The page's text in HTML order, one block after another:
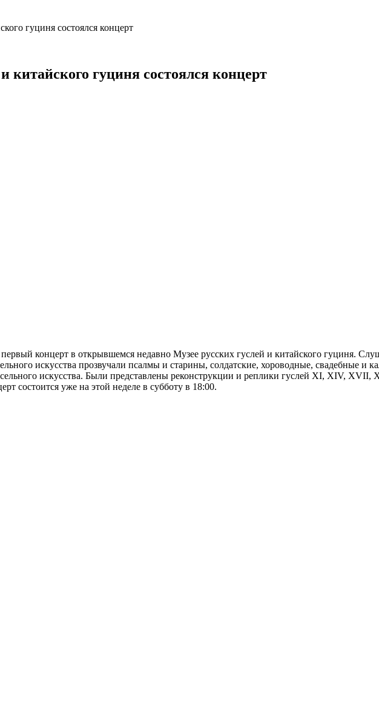
гуциня состоялся концерт
китайского гуциня состоялся концерт
концерт в открывшемся недавно Музее русских гуслей и китайского гуциня.
искусства прозвучали псалмы и старины, солдатские, хороводные, свадебные и
искусства. Были представлены реконструкции и реплики гуслей XI, XIV,
состоится уже на этой неделе в субботу в 18:00.